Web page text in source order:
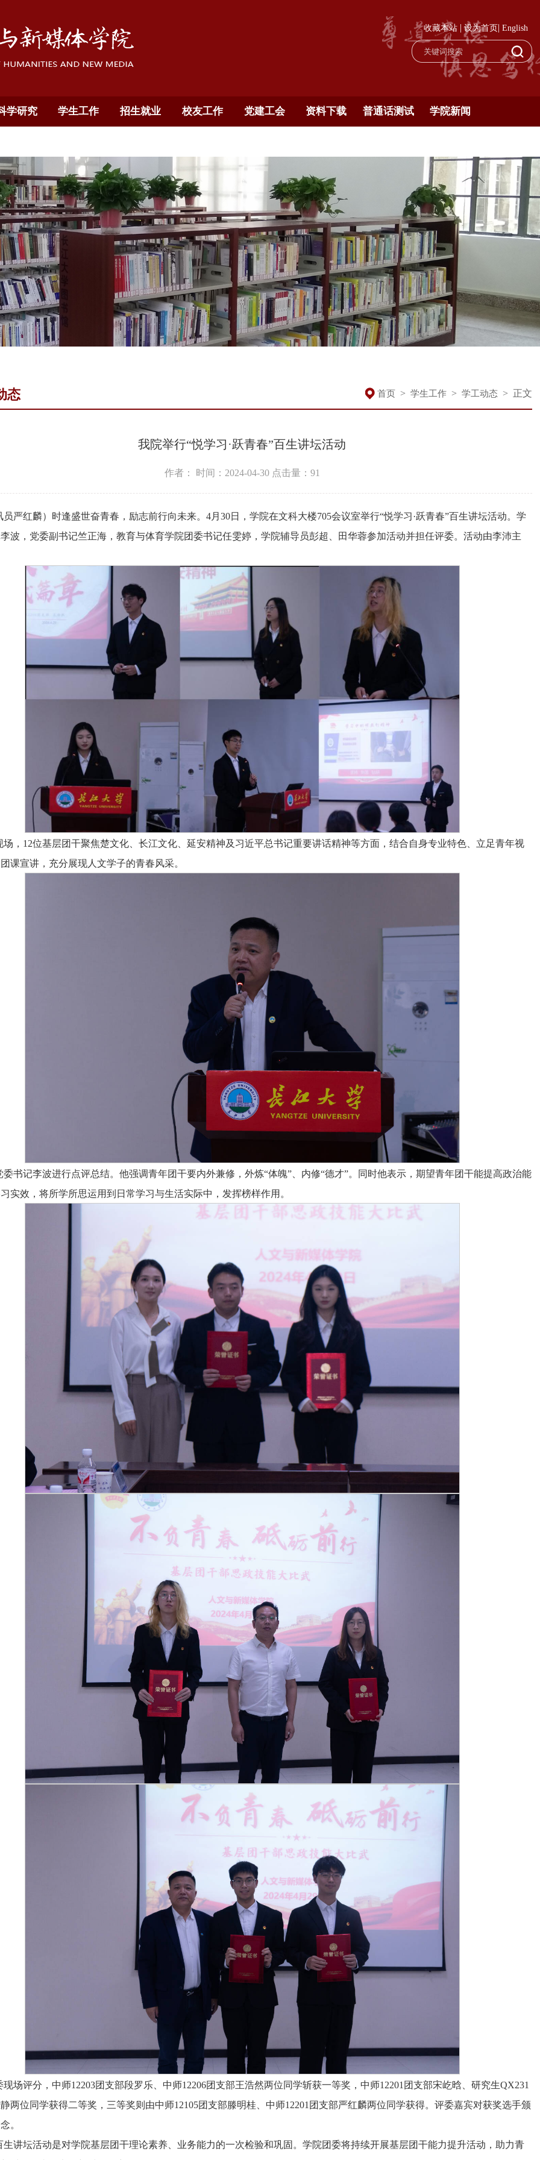
收藏本站|设为首页| English
学研究 学生工作 招生就业 校友工作 党建工会 资料下载 普通话测试 学院新闻
态 首页 > 学生工作 > 学工动态 > 正文
我院举行“悦学习·跃青春”百生讲坛活动
作者： 时间：2024-04-30 点击量： 91
员严红麟）时逢盛世奋青春，励志前行向未来。4月30日，学院在文科大楼705会议室举行“悦学习·跃青春”百生讲坛活动。学
波，党委副书记竺正海，教育与体育学院团委书记任雯婷，学院辅导员彭超、田华蓉参加活动并担任评委。活动由李沛主
场，12位基层团干聚焦楚文化、长江文化、延安精神及习近平总书记重要讲话精神等方面，结合自身专业特色、立足青年视
课宣讲，充分展现人文学子的青春风采。
委书记李波进行点评总结。他强调青年团干要内外兼修，外炼“体魄”、内修“德才”。同时他表示，期望青年团干能提高政治能
实效，将所学所思运用到日常学习与生活实际中，发挥榜样作用。
现场评分，中师12203团支部段罗乐、中师12206团支部王浩然两位同学斩获一等奖，中师12201团支部宋屹晗、研究生QX231
两位同学获得二等奖，三等奖则由中师12105团支部滕明桂、中师12201团支部严红麟两位同学获得。评委嘉宾对获奖选手颁
。
生讲坛活动是对学院基层团干理论素养、业务能力的一次检验和巩固。学院团委将持续开展基层团干能力提升活动，助力青